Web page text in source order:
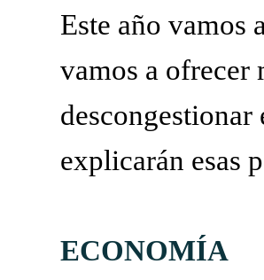
Este año vamos
vamos a ofrecer
explicarán esas
ECONOMÍA